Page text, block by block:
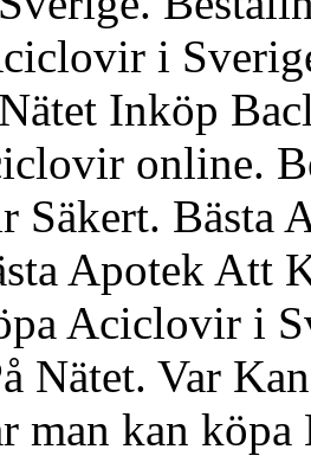
i
Inköp
online.
Säkert. Bästa
Apotek Att
Aciclovir i
Nätet. Var
man kan